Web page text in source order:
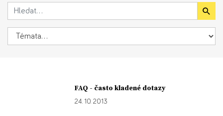
FAQ - často kladené dotazy
24. 10. 2013